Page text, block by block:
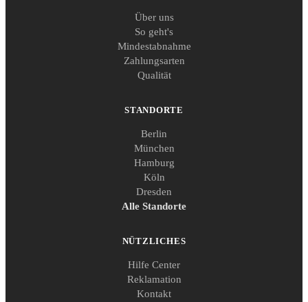
Über uns
So geht's
Mindestabnahme
Zahlungsarten
Qualität
STANDORTE
Berlin
München
Hamburg
Köln
Dresden
Alle Standorte
NÜTZLICHES
Hilfe Center
Reklamation
Kontakt